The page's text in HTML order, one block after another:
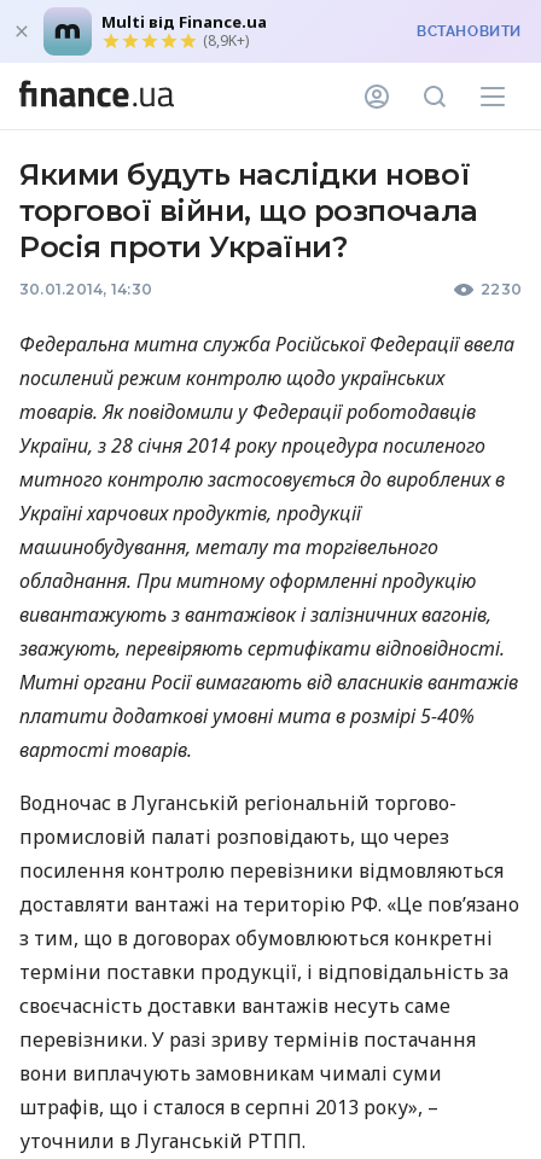
Multi від Finance.ua
(8,9K+) ВСТАНОВИТИ
Якими будуть наслідки нової
торгової війни, що розпочала
Росія проти України?
30.01.2014, 14:30 2230
Федеральна митна служба Російської Федерації ввела
посилений режим контролю щодо українських
товарів. Як повідомили у Федерації роботодавців
України, з 28 січня 2014 року процедура посиленого
митного контролю застосовується до вироблених в
Україні харчових продуктів, продукції
машинобудування, металу та торгівельного
обладнання. При митному оформленні продукцію
вивантажують з вантажівок і залізничних вагонів,
зважують, перевіряють сертифікати відповідності.
Митні органи Росії вимагають від власників вантажів
платити додаткові умовні мита в розмірі 5-40%
вартості товарів.
Водночас в Луганській регіональній торгово-
промисловій палаті розповідають, що через
посилення контролю перевізники відмовляються
доставляти вантажі на територію РФ. «Це пов’язано
з тим, що в договорах обумовлюються конкретні
терміни поставки продукції, і відповідальність за
своєчасність доставки вантажів несуть саме
перевізники. У разі зриву термінів постачання
вони виплачують замовникам чималі суми
штрафів, що і сталося в серпні 2013 року», –
уточнили в Луганській РТПП.